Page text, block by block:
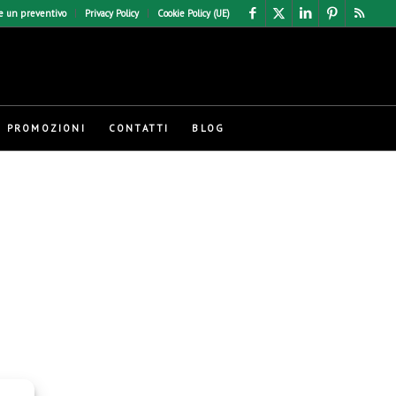
un preventivo Privacy Policy Cookie Policy (UE)
PROMOZIONI CONTATTI BLOG